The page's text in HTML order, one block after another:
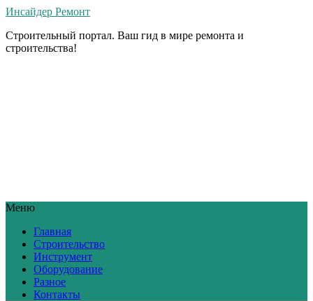
Инсайдер Ремонт
Строительный портал. Ваш гид в мире ремонта и
строительства!
Меню
Главная
Строительство
Инструмент
Оборудование
Разное
Контакты